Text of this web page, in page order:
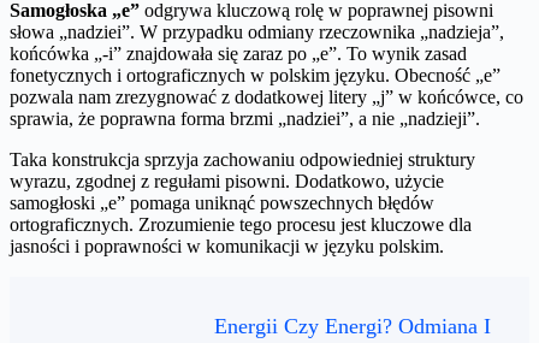
Samogłoska „e” odgrywa kluczową rolę w poprawnej pisowni
słowa „nadziei”. W przypadku odmiany rzeczownika „nadzieja”,
końcówka „-i” znajdowała się zaraz po „e”. To wynik zasad
fonetycznych i ortograficznych w polskim języku. Obecność „e”
pozwala nam zrezygnować z dodatkowej litery „j” w końcówce, co
sprawia, że poprawna forma brzmi „nadziei”, a nie „nadzieji”.
Taka konstrukcja sprzyja zachowaniu odpowiedniej struktury
wyrazu, zgodnej z regułami pisowni. Dodatkowo, użycie
samogłoski „e” pomaga uniknąć powszechnych błędów
ortograficznych. Zrozumienie tego procesu jest kluczowe dla
jasności i poprawności w komunikacji w języku polskim.
Energii Czy Energi? Odmiana I